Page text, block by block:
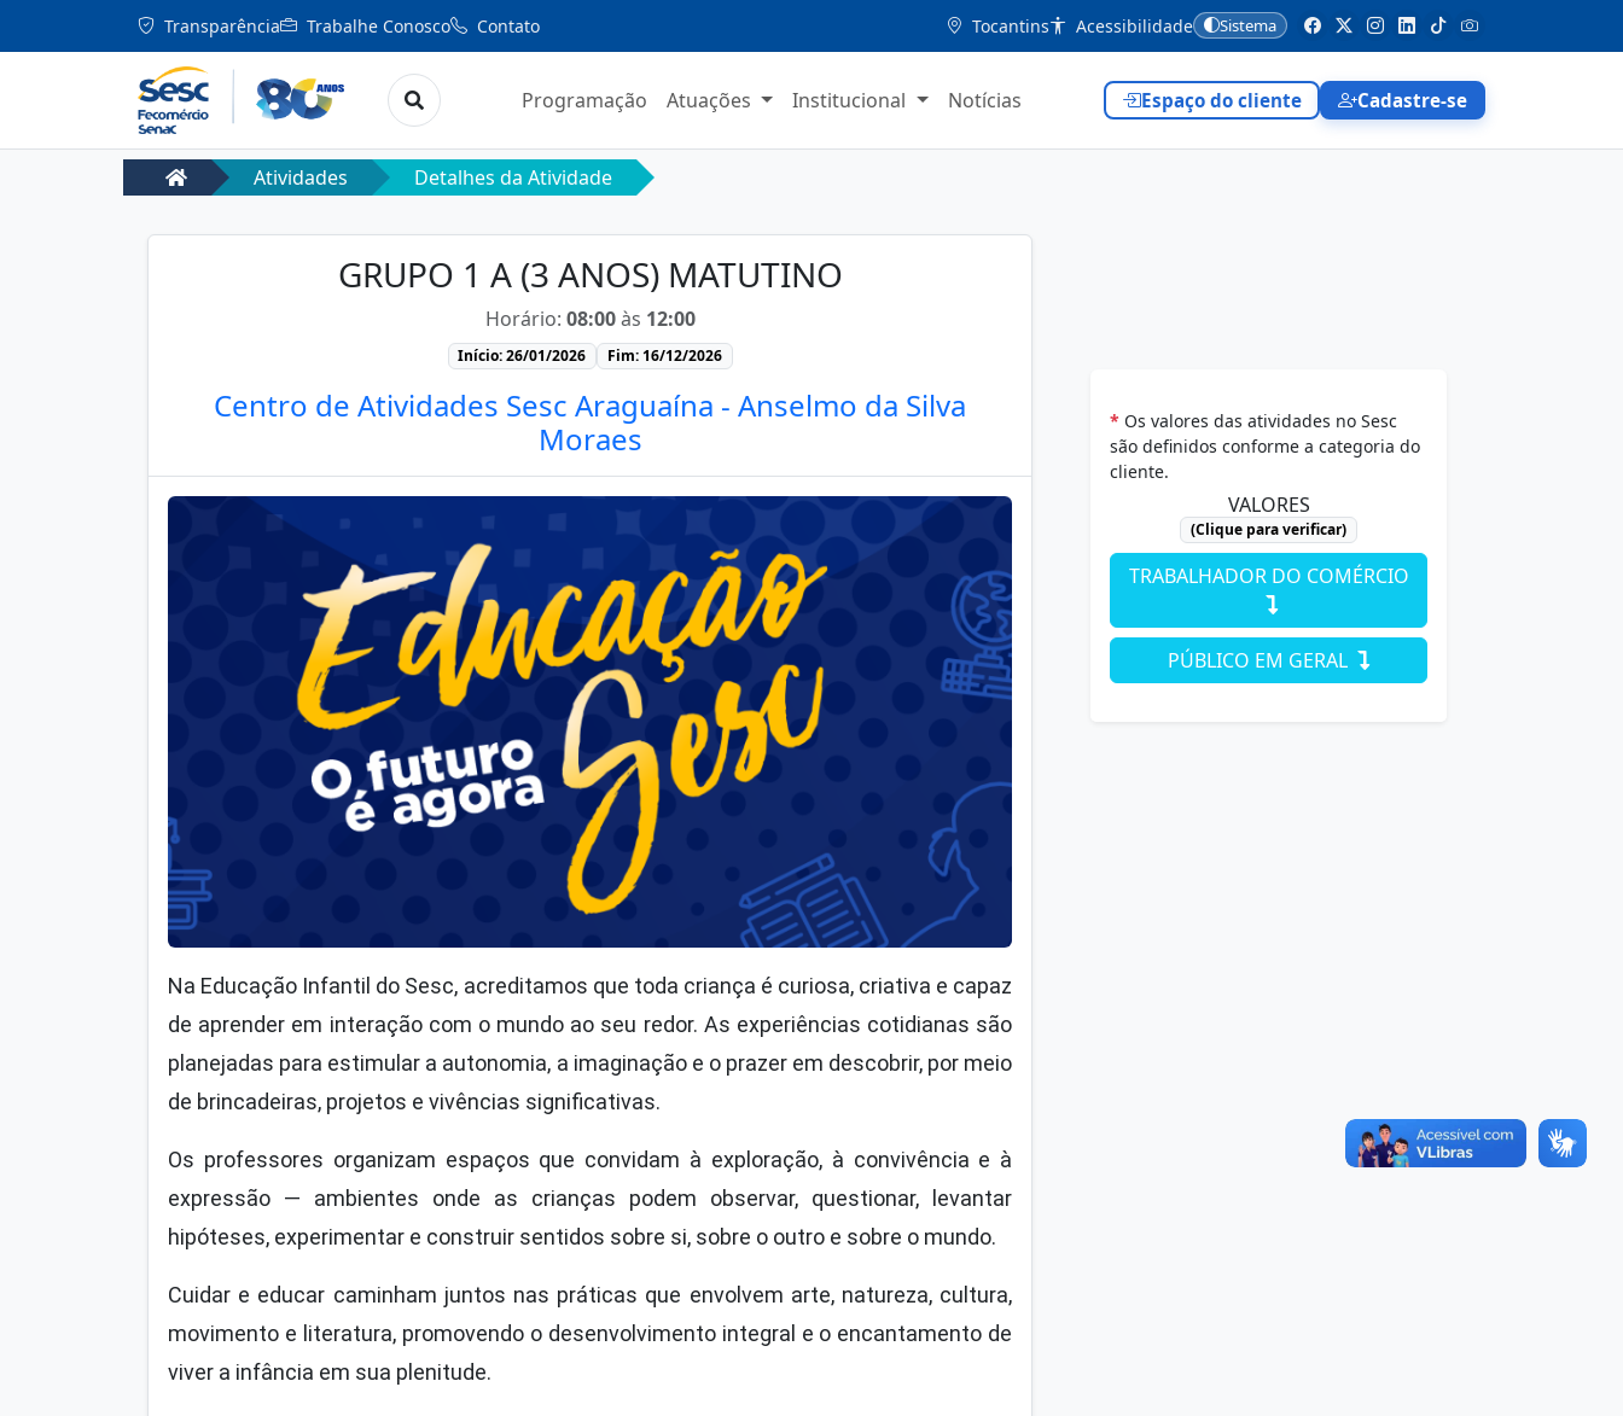
Transparência Trabalhe Conosco Contato Tocantins Acessibilidade Sistema
Programação Atuações Institucional Notícias Espaço do cliente Cadastre-se
Atividades Detalhes da Atividade
GRUPO 1 A (3 ANOS) MATUTINO
Horário: 08:00às 12:00
Início: 26/01/2026 Fim: 16/12/2026
Centro de Atividades Sesc Araguaína - Anselmo da Silva
Moraes
Na Educação Infantil do Sesc, acreditamos que toda criança é curiosa, criativa e capaz
de aprender em interação com o mundo ao seu redor. As experiências cotidianas são
planejadas para estimular a autonomia, a imaginação e o prazer em descobrir, por meio
de brincadeiras, projetos e vivências significativas.
Os professores organizam espaços que convidam à exploração, à convivência e à
expressão — ambientes onde as crianças podem observar, questionar, levantar
hipóteses, experimentar e construir sentidos sobre si, sobre o outro e sobre o mundo.
Cuidar e educar caminham juntos nas práticas que envolvem arte, natureza, cultura,
movimento e literatura, promovendo o desenvolvimento integral e o encantamento de
viver a infância em sua plenitude.
* Os valores das atividades no Sesc
são definidos conforme a categoria do
cliente.
VALORES
(Clique para verificar)
PÚBLICO EM GERAL